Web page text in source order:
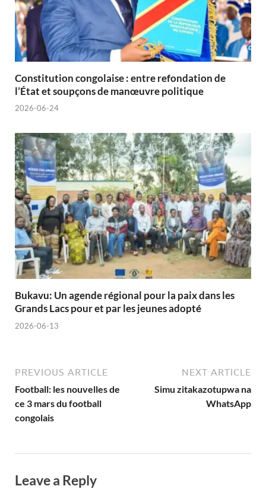
Constitution congolaise : entre refondation de
l’État et soupçons de manœuvre politique
2026-06-24
Bukavu: Un agende régional pour la paix dans les
Grands Lacs pour et par les jeunes adopté
2026-06-13
PREVIOUS ARTICLE
Football: les nouvelles de
ce 3 mars du football
congolais
NEXT ARTICLE
Simu zitakazotupwa na
WhatsApp
Leave a Reply